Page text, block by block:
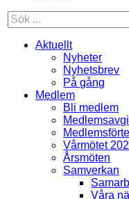
Aktuellt
Nyheter
Nyhetsbrev
På gång
Medlem
Bli medlem
Vårmötet
Årsmöten
Samverkan
Våra